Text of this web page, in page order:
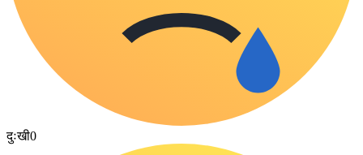
दुःखी0